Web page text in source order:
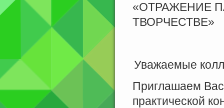
«ОТРАЖЕНИЕ
ТВОРЧЕСТВЕ»
Уважаемые
Приглашаем Вас
практической